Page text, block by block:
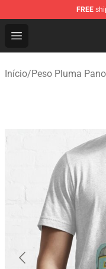
FREE
Open menu
Peso Pluma
Início/Peso Pluma Pano